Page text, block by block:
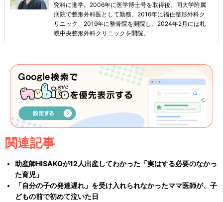
究科に進学。2006年に医学博士号を取得後、同大学附属
病院で整形外科医として勤務。2016年に福住整形外科ク
リニック、2019年に整骨院を開院し、2024年2月には札
幌中央整形外科クリニックを開院。
関連記事
助産師HISAKOが12人出産してわかった「実はする必要のなかっ
た育児」
「自分の子の発達遅れ」を受け入れられなかったママ医師が、子
どもの前で初めて泣いた日